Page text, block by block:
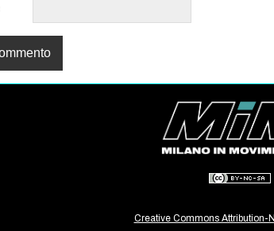
Creative Commons Attribution-